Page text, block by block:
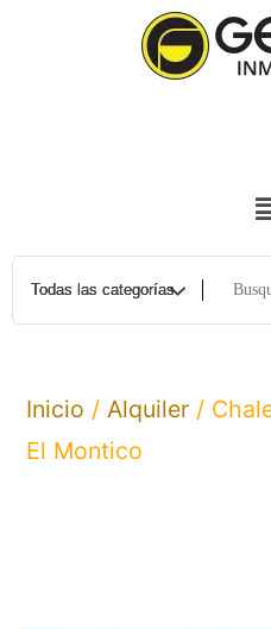
Inicio / Alquiler /
El Montico